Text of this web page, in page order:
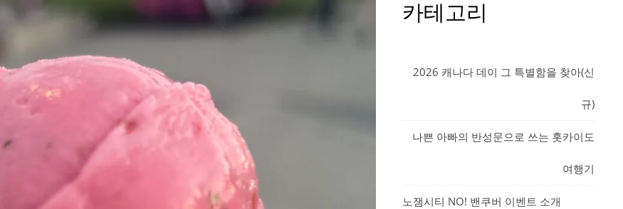
카테고리
2026 캐나다 데이 그 특별함을 찾아(신
규)
나쁜 아빠의 반성문으로 쓰는 홋카이도
여행기
노잼시티 NO! 밴쿠버 이벤트 소개